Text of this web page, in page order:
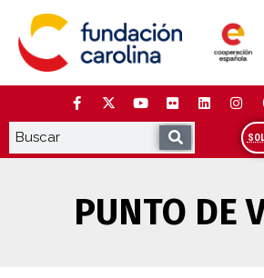
contenido
PUNTO DE